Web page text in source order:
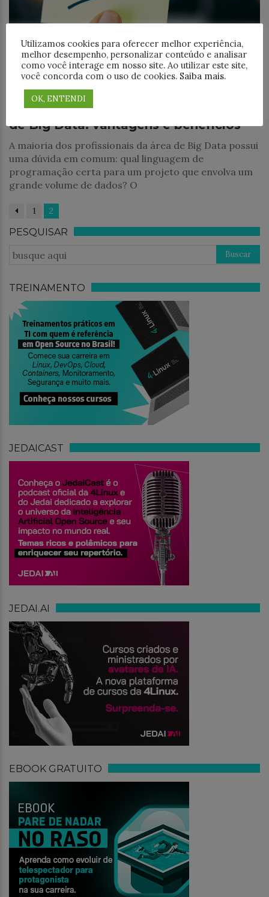
Desenvolvimento
Por que escolher Python para projetos
de Big Data: vantagens e benefícios
A maioria dos profissionais da área de Big Data possui
uma dúvida em comum: qual linguagem de
programação certa para um projeto que envolva um
grande volume de dados? O
1 2
PESQUISAR
TREINAMENTO
JEDAICAST
JEDAI.AI
EBOOK GRATUITO
Utilizamos cookies para oferecer melhor experiência,
melhor desempenho, personalizar conteúdo e analisar
como você interage em nosso site. Ao utilizar este site,
você concorda com o uso de cookies. Saiba mais.
OK, ENTENDI